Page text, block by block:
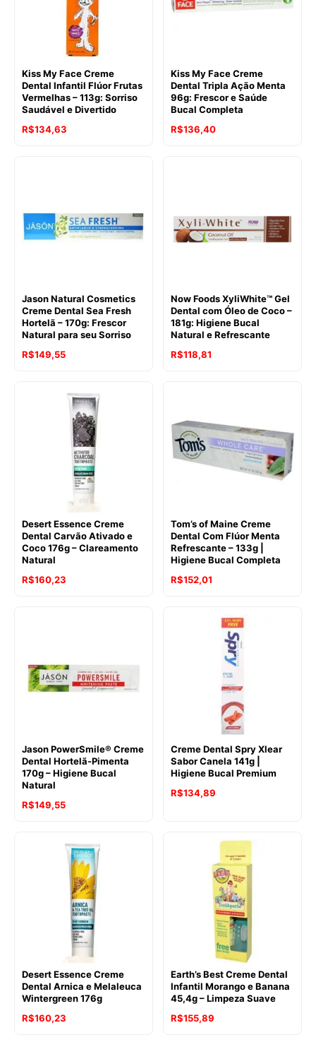
Kiss My Face Creme
Dental Infantil Flúor Frutas
Vermelhas – 113g: Sorriso
Saudável e Divertido
R$134,63
Kiss My Face Creme
Dental Tripla Ação Menta
96g: Frescor e Saúde
Bucal Completa
R$136,40
Jason Natural Cosmetics
Creme Dental Sea Fresh
Hortelã – 170g: Frescor
Natural para seu Sorriso
R$149,55
Now Foods XyliWhite™ Gel
Dental com Óleo de Coco –
181g: Higiene Bucal
Natural e Refrescante
R$118,81
Desert Essence Creme
Dental Carvão Ativado e
Coco 176g – Clareamento
Natural
R$160,23
Tom’s of Maine Creme
Dental Com Flúor Menta
Refrescante – 133g |
Higiene Bucal Completa
R$152,01
Jason PowerSmile® Creme
Dental Hortelã-Pimenta
170g – Higiene Bucal
Natural
R$149,55
Creme Dental Spry Xlear
Sabor Canela 141g |
Higiene Bucal Premium
R$134,89
Desert Essence Creme
Dental Arnica e Melaleuca
Wintergreen 176g
R$160,23
Earth’s Best Creme Dental
Infantil Morango e Banana
45,4g – Limpeza Suave
R$155,89